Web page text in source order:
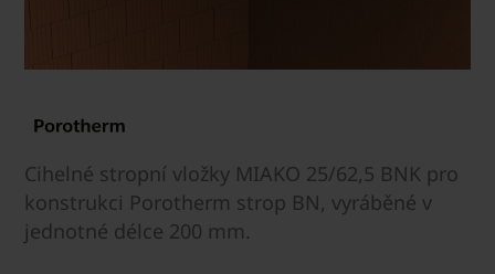
Cihelné stropní vložky MIAKO 25/62,5 BNK pro
konstrukci Porotherm strop BN, vyráběné v
jednotné délce 200 mm.